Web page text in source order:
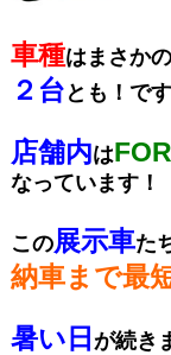
車種はまさか
２台 とも！です
店舗内は
なっています！
この展示車た
納車まで最
暑い日 が続き